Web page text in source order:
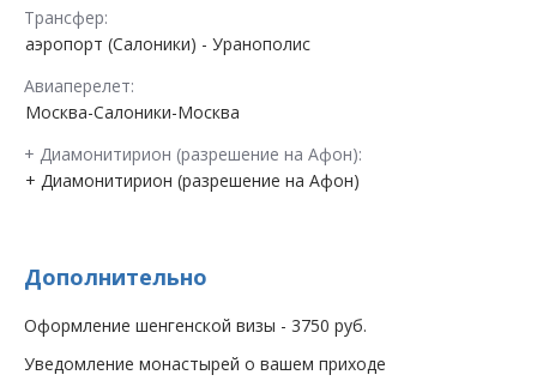
Трансфер:
аэропорт (Салоники) - Уранополис
Авиаперелет:
Москва-Салоники-Москва
+ Диамонитирион (разрешение на Афон):
+ Диамонитирион (разрешение на Афон)
Дополнительно
Оформление шенгенской визы - 3750 руб.
Уведомление монастырей о вашем приходе